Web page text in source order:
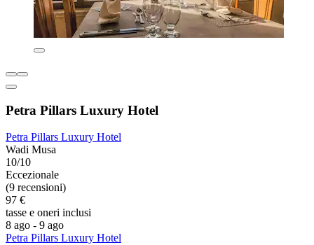
Petra Pillars Luxury Hotel
Petra Pillars Luxury Hotel
Wadi Musa
10/10
Eccezionale
(9 recensioni)
97 €
tasse e oneri inclusi
8 ago - 9 ago
Petra Pillars Luxury Hotel